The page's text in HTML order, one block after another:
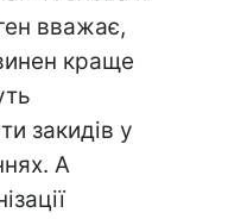
вважає,
краще
закидів у
А